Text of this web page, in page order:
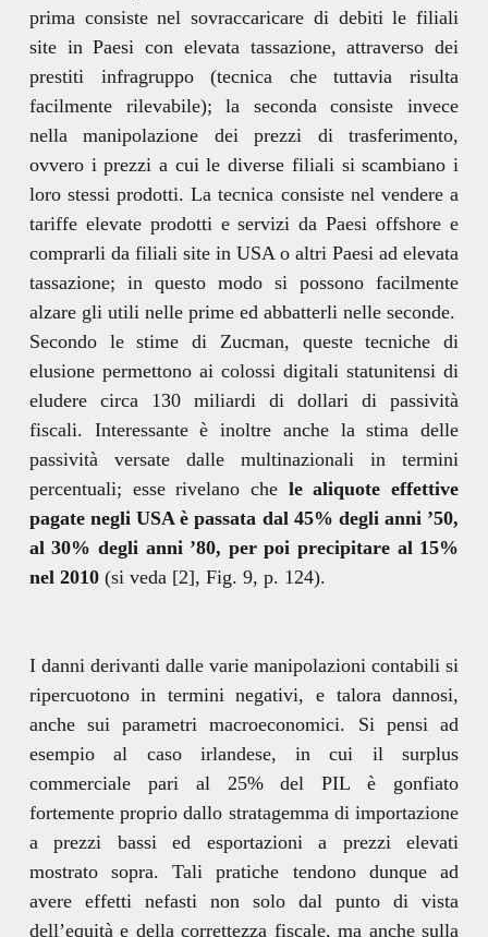
prima consiste nel sovraccaricare di debiti le filiali
site in Paesi con elevata tassazione, attraverso dei
prestiti infragruppo (tecnica che tuttavia risulta
facilmente rilevabile); la seconda consiste invece
nella manipolazione dei prezzi di trasferimento,
ovvero i prezzi a cui le diverse filiali si scambiano i
loro stessi prodotti. La tecnica consiste nel vendere a
tariffe elevate prodotti e servizi da Paesi offshore e
comprarli da filiali site in USA o altri Paesi ad elevata
tassazione; in questo modo si possono facilmente
alzare gli utili nelle prime ed abbatterli nelle seconde.
Secondo le stime di Zucman, queste tecniche di
elusione permettono ai colossi digitali statunitensi di
eludere circa 130 miliardi di dollari di passività
fiscali. Interessante è inoltre anche la stima delle
passività versate dalle multinazionali in termini
percentuali; esse rivelano che le aliquote effettive
pagate negli USA è passata dal 45% degli anni ’50,
al 30% degli anni ’80, per poi precipitare al 15%
nel 2010(si veda [2], Fig. 9, p. 124).
I danni derivanti dalle varie manipolazioni contabili si
ripercuotono in termini negativi, e talora dannosi,
anche sui parametri macroeconomici. Si pensi ad
esempio al caso irlandese, in cui il surplus
commerciale pari al 25% del PIL è gonfiato
fortemente proprio dallo stratagemma di importazione
a prezzi bassi ed esportazioni a prezzi elevati
mostrato sopra. Tali pratiche tendono dunque ad
avere effetti nefasti non solo dal punto di vista
dell’equità e della correttezza fiscale, ma anche sulla